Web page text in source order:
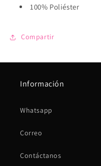
100% Poliéster
Compartir
Información
Whatsapp
Correo
Contáctanos